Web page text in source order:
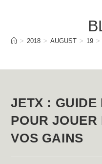
> 2018 > AUGUST > 19 >
JETX : GUIDE
POUR JOUER
VOS GAINS